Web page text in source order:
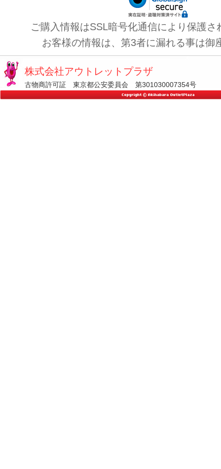
ご購入情報はSSL暗号化通信により保護さ
お客様の情報は、第3者に漏れる事は御
株式会社アウトレットプラザ
古物商許可証 東京都公安委員会 第301030007354号